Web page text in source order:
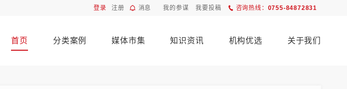
登录 注册 消息 我的参谋 我要投稿 咨询热线： 0755-84872831
首页 分类案例 媒体市集 知识资讯 机构优选 关于我们